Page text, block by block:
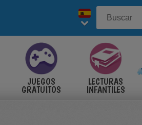
JUEGOS
GRATUITOS
LECTURAS
INFANTILES